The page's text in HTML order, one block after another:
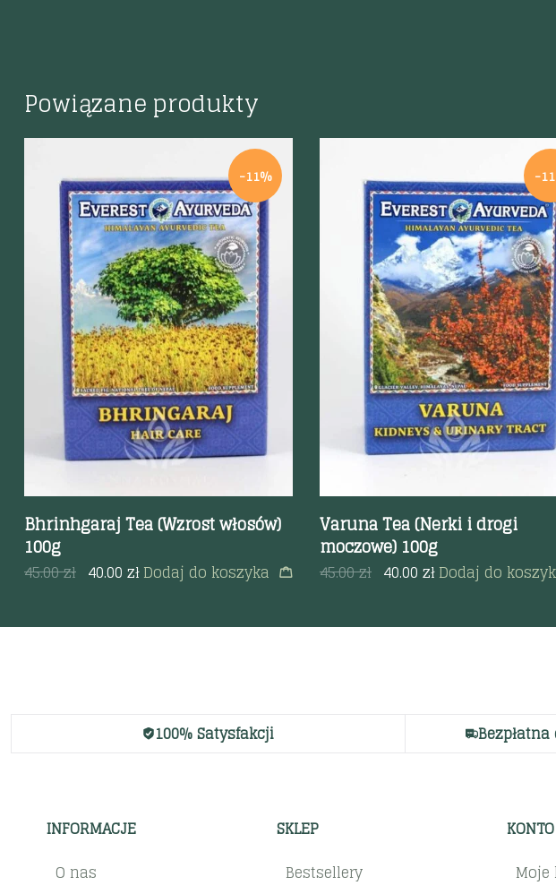
Powiązane produkty
-11%
Szybki podgląd
Bhrinhgaraj Tea (Wzrost włosów)
100g
45.00zł 40.00 złDodaj do koszyka
-
Szybki podgląd
Varuna Tea (Nerki i drogi
moczowe) 100g
45.00zł 40.00 złDodaj do
100% Satysfakcji
INFORMACJE
O nas
SKLEP
Bestsellery
KONTO